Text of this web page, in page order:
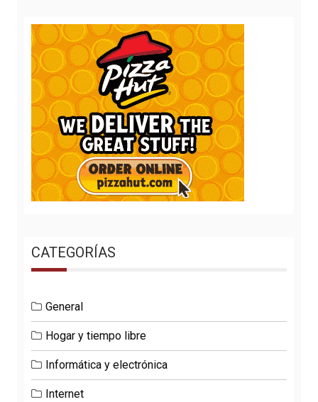
CATEGORÍAS
General
Hogar y tiempo libre
Informática y electrónica
Internet